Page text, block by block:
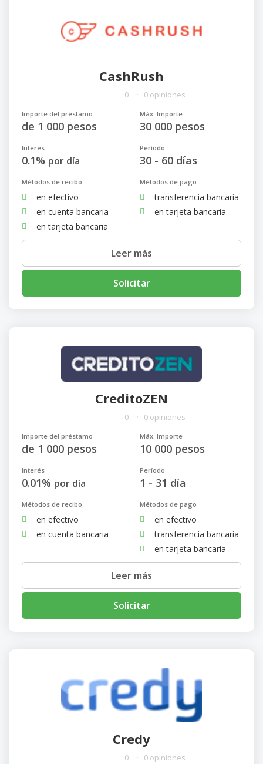
CashRush
0 0 opiniones
Importe del préstamo
de 1 000 pesos
Máx. Importe
30 000 pesos
Interés
0.1% por día
Período
30 - 60 días
Métodos de recibo
en efectivo
en cuenta bancaria
en tarjeta bancaria
Métodos de pago
transferencia bancaria
en tarjeta bancaria
Leer más
Solicitar
CreditoZEN
0 0 opiniones
Importe del préstamo
de 1 000 pesos
Máx. Importe
10 000 pesos
Interés
0.01% por día
Período
1 - 31 día
Métodos de recibo
en efectivo
en cuenta bancaria
Métodos de pago
en efectivo
transferencia bancaria
en tarjeta bancaria
Leer más
Solicitar
Credy
0 0 opiniones